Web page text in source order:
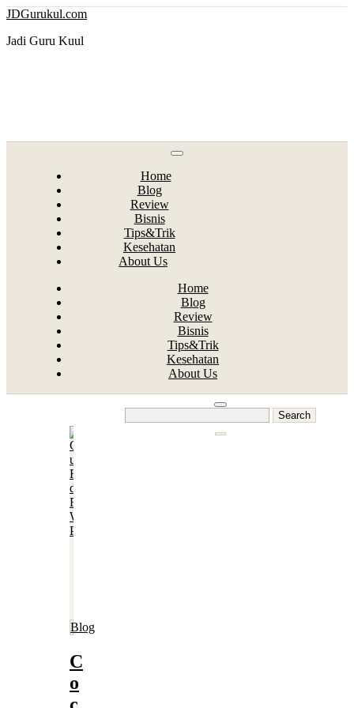
Skip
content
JDGurukul.com
Jadi Guru Kuul
Home
Blog
Review
Bisnis
Tips&Trik
Kesehatan
About Us
Home
Blog
Review
Bisnis
Tips&Trik
Kesehatan
About Us
Blog
C
o